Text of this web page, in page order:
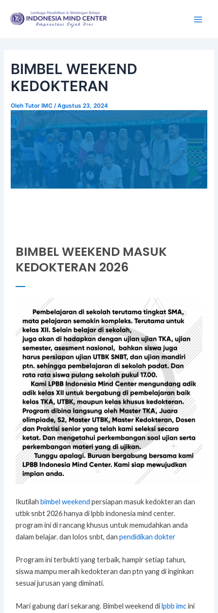
BIMBEL WEEKEND
KEDOKTERAN
OlehTutor IMC /Agustus 23, 2024
BIMBEL WEEKEND MASUK
KEDOKTERAN 2026
Ikutilahbimbel weekend persiapan masuk kedokteran dan
utbk snbt 2026 hanya di lpbb indonesia mind center.
program ini di rancang khusus untuk memudahkan anda
dalam belajar. dan lolos snbt, danpendidikan dokter
Program ini terbukti yang terbaik, hampir setiap tahun,
siswa mampu meraih kedokteran dan ptn yang di inginkan
sesuai jurusan yang diminati.
Mari gabung dari sekarang. Bimbel weekend di lpbb imcini
navigation